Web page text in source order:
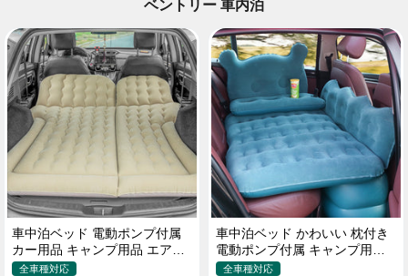
ベントリー 車内泊
車中泊ベッド 電動ポンプ付属
カー用品 キャンプ用品 エアー
ベッド SUV車 普通車適用
全車種対応
車中泊ベッド かわいい 枕付き
電動ポンプ付属 キャンプ用品
全車種対応